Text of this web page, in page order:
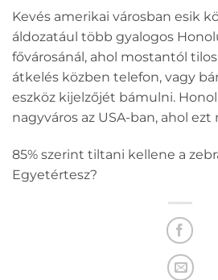
Kevés amerikai városban esik
áldozatául több gyalogos
fővárosánál, ahol mostantól
átkelés közben telefon, vagy
eszköz kijelzőjét bámulni.
nagyváros az USA-ban, ahol
85% szerint tiltani kellene a
Egyetértesz?